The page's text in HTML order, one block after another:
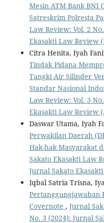
Mesin ATM Bank BNI
Satreskrim Polresta
Law Review: Vol. 2
Ekasakti Law Review
Citra Henita, Iyah
Tindak Pidana
Tangki Air Silinder
Standar Nasional
Law Review: Vol. 3
Ekasakti Law Review
Daswar Utama, Iyah
Perwakilan Daerah
Hak-hak Masyarakat
Sakato Ekasakti Law
Jurnal Sakato
Iqbal Satria Trisna,
Pertanggungjawaban
Covernote , Jurnal
No. 3 (2024): Jurnal